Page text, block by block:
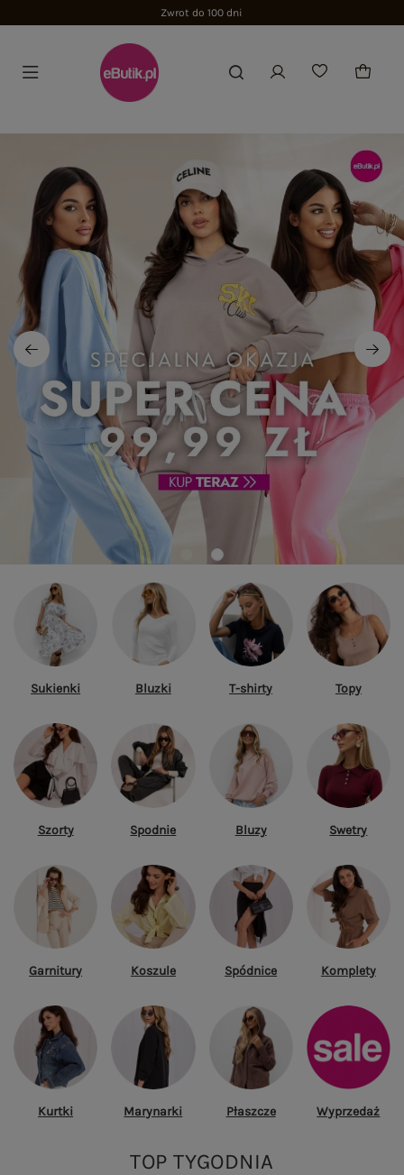
Zwrot do 100 dni
Sukienki Bluzki T-shirty Topy
Szorty Spodnie Bluzy Swetry
Garnitury Koszule Spódnice Komplety
Kurtki Marynarki Płaszcze Wyprzedaż
TOP TYGODNIA